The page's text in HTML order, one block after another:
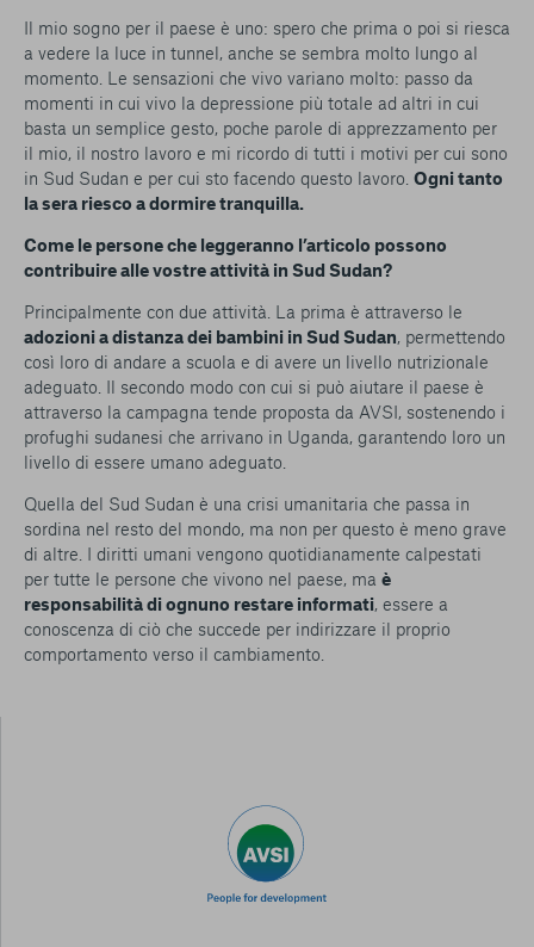
Il mio sogno per il paese è uno: spero che prima o poi si riesca
a vedere la luce in tunnel, anche se sembra molto lungo al
momento. Le sensazioni che vivo variano molto: passo da
momenti in cui vivo la depressione più totale ad altri in cui
basta un semplice gesto, poche parole di apprezzamento per
il mio, il nostro lavoro e mi ricordo di tutti i motivi per cui sono
in Sud Sudan e per cui sto facendo questo lavoro. Ogni tanto
la sera riesco a dormire tranquilla.
Come le persone che leggeranno l’articolo possono
contribuire alle vostre attività in Sud Sudan?
Principalmente con due attività. La prima è attraverso le
adozioni a distanza dei bambini in Sud Sudan , permettendo
così loro di andare a scuola e di avere un livello nutrizionale
adeguato. Il secondo modo con cui si può aiutare il paese è
attraverso la campagna tende proposta da AVSI, sostenendo i
profughi sudanesi che arrivano in Uganda, garantendo loro un
livello di essere umano adeguato.
Quella del Sud Sudan è una crisi umanitaria che passa in
sordina nel resto del mondo, ma non per questo è meno grave
di altre. I diritti umani vengono quotidianamente calpestati
per tutte le persone che vivono nel paese, ma è
responsabilità di ognuno restare informati , essere a
conoscenza di ciò che succede per indirizzare il proprio
comportamento verso il cambiamento.